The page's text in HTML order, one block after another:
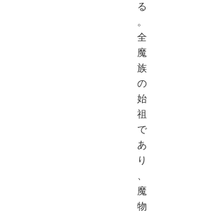
る
。
全
魔
族
の
始
祖
で
あ
り
、
魔
物